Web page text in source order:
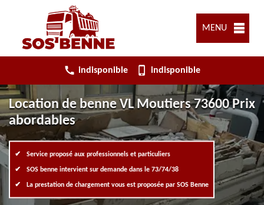
MENU
indisponible indisponible
Location de benne VL Moutiers 73600 Prix
abordables
Service proposé aux professionnels et particuliers
SOS benne intervient sur demande dans le 73/74/38
La prestation de chargement vous est proposée par SOS Benne